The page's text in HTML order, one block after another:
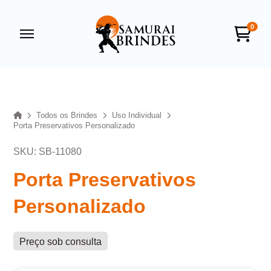
0
HomeTodos os Brindes
Uso Individual
Porta Preservativos Personalizado
SKU: SB-11080
Porta Preservativos
Personalizado
Preço sob consulta